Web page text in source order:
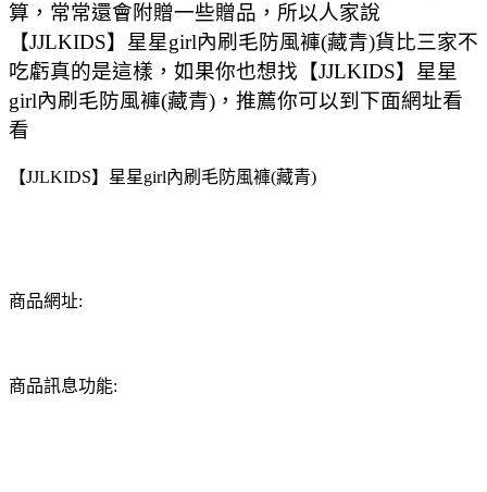
算，常常還會附贈一些贈品，所以人家說
【JJLKIDS】星星girl內刷毛防風褲(藏青)貨比三家不
吃虧真的是這樣，如果你也想找【JJLKIDS】星星
girl內刷毛防風褲(藏青)，推薦你可以到下面網址看
看
【JJLKIDS】星星girl內刷毛防風褲(藏青)
商品網址:
商品訊息功能: